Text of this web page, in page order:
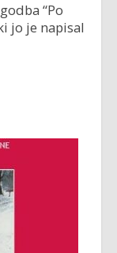
“Po
jo je napisal